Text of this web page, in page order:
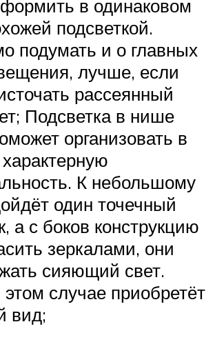
в одинаковом
подсветкой.
подумать и о главных
лучше, если
рассеянный
Подсветка в нише
организовать в
К небольшому
один точечный
а с боков конструкцию
зеркалами, они
сияющий свет.
этом случае приобретёт
вид;